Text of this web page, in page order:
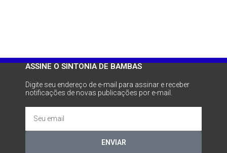
ASSINE O SINTONIA DE BAMBAS
Digite seu endereço de e-mail para assinar e receber
notificações de novas publicações por e-mail.
ENVIAR